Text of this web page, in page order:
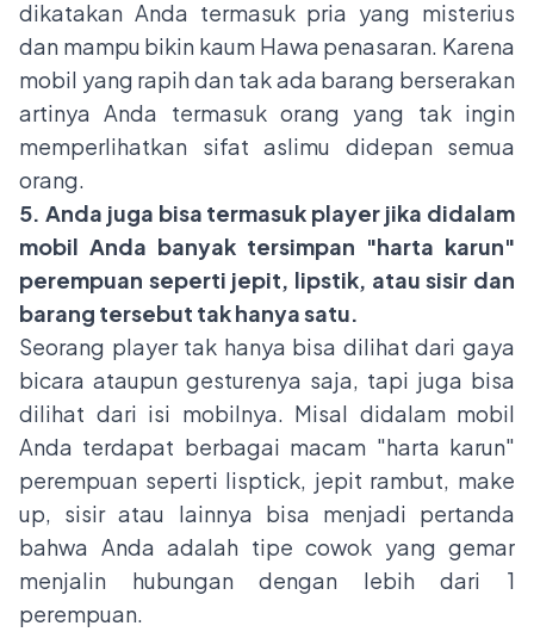
dikatakan Anda termasuk pria yang misterius
dan mampu bikin kaum Hawa penasaran. Karena
mobil yang rapih dan tak ada barang berserakan
artinya Anda termasuk orang yang tak ingin
memperlihatkan sifat aslimu didepan semua
orang.
5. Anda juga bisa termasuk player jika didalam
mobil Anda banyak tersimpan "harta karun"
perempuan seperti jepit, lipstik, atau sisir dan
barang tersebut tak hanya satu.
Seorang player tak hanya bisa dilihat dari gaya
bicara ataupun gesturenya saja, tapi juga bisa
dilihat dari isi mobilnya. Misal didalam mobil
Anda terdapat berbagai macam "harta karun"
perempuan seperti lisptick, jepit rambut, make
up, sisir atau lainnya bisa menjadi pertanda
bahwa Anda adalah tipe cowok yang gemar
menjalin hubungan dengan lebih dari 1
perempuan.